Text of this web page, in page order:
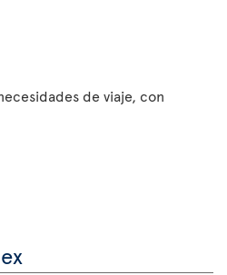
de viaje, con